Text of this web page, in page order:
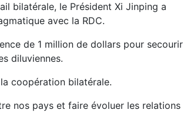
bilatérale, le Président Xi Jinping a
avec la RDC.
de 1 million de dollars pour secourir
diluviennes.
coopération bilatérale.
nos pays et faire évoluer les relations